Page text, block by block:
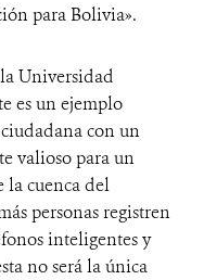
para Bolivia».
Universidad
es un ejemplo
con un
valioso para un
la cuenca del
personas registren
inteligentes y
no será la única